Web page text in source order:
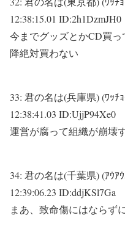
12:38:15.01 ID:2h1DzmJH0
今までグッズとかCD買
降絶対買わない
33: 君の名は(兵庫県) (ﾜｯﾁ
12:38:41.03 ID:UjjP94Xe0
運営が腐って組織が崩壊
34: 君の名は(千葉県) (ｱｳｱ
12:39:06.23 ID:ddjKSl7Ga
まあ、致命傷にはならず